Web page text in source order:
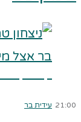
21:00 עידית בר